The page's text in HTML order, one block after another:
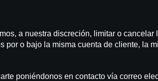
a nuestra discreción, limitar o cancelar
o bajo la misma cuenta de cliente, la
poniéndonos en contacto vía correo